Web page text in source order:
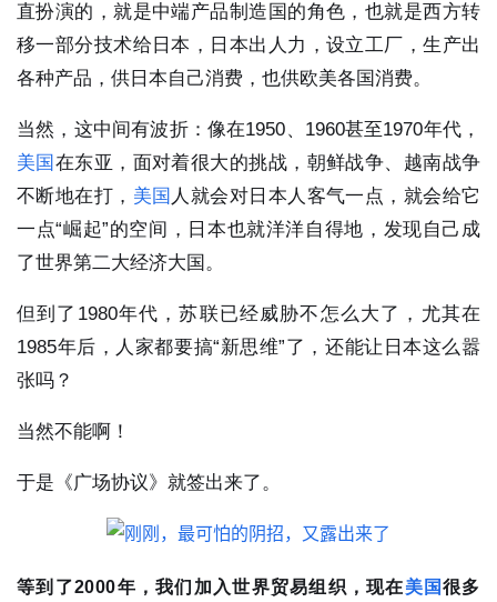
直扮演的，就是中端产品制造国的角色，也就是西方转
移一部分技术给日本，日本出人力，设立工厂，生产出
各种产品，供日本自己消费，也供欧美各国消费。
当然，这中间有波折：像在1950、1960甚至1970年代，
美国 在东亚，面对着很大的挑战，朝鲜战争、越南战争
不断地在打， 美国 人就会对日本人客气一点，就会给它
一点“崛起”的空间，日本也就洋洋自得地，发现自己成
了世界第二大经济大国。
但到了1980年代，苏联已经威胁不怎么大了，尤其在
1985年后，人家都要搞“新思维”了，还能让日本这么嚣
张吗？
当然不能啊！
于是《广场协议》就签出来了。
等到了2000年，我们加入世界贸易组织，现在美国很多